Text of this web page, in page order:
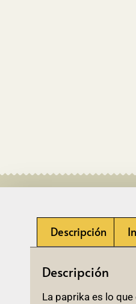
Descripción
Descripción
La paprika es lo